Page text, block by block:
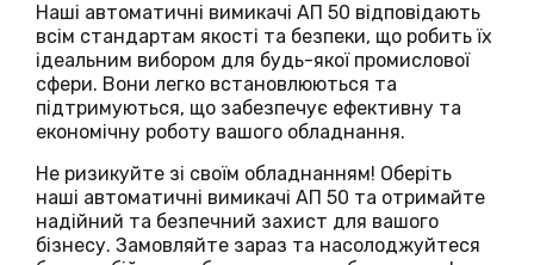
Наші автоматичні вимикачі АП 50 відповідають
всім стандартам якості та безпеки, що робить їх
ідеальним вибором для будь-якої промислової
сфери. Вони легко встановлюються та
підтримуються, що забезпечує ефективну та
економічну роботу вашого обладнання.
Не ризикуйте зі своїм обладнанням! Оберіть
наші автоматичні вимикачі АП 50 та отримайте
надійний та безпечний захист для вашого
бізнесу. Замовляйте зараз та насолоджуйтеся